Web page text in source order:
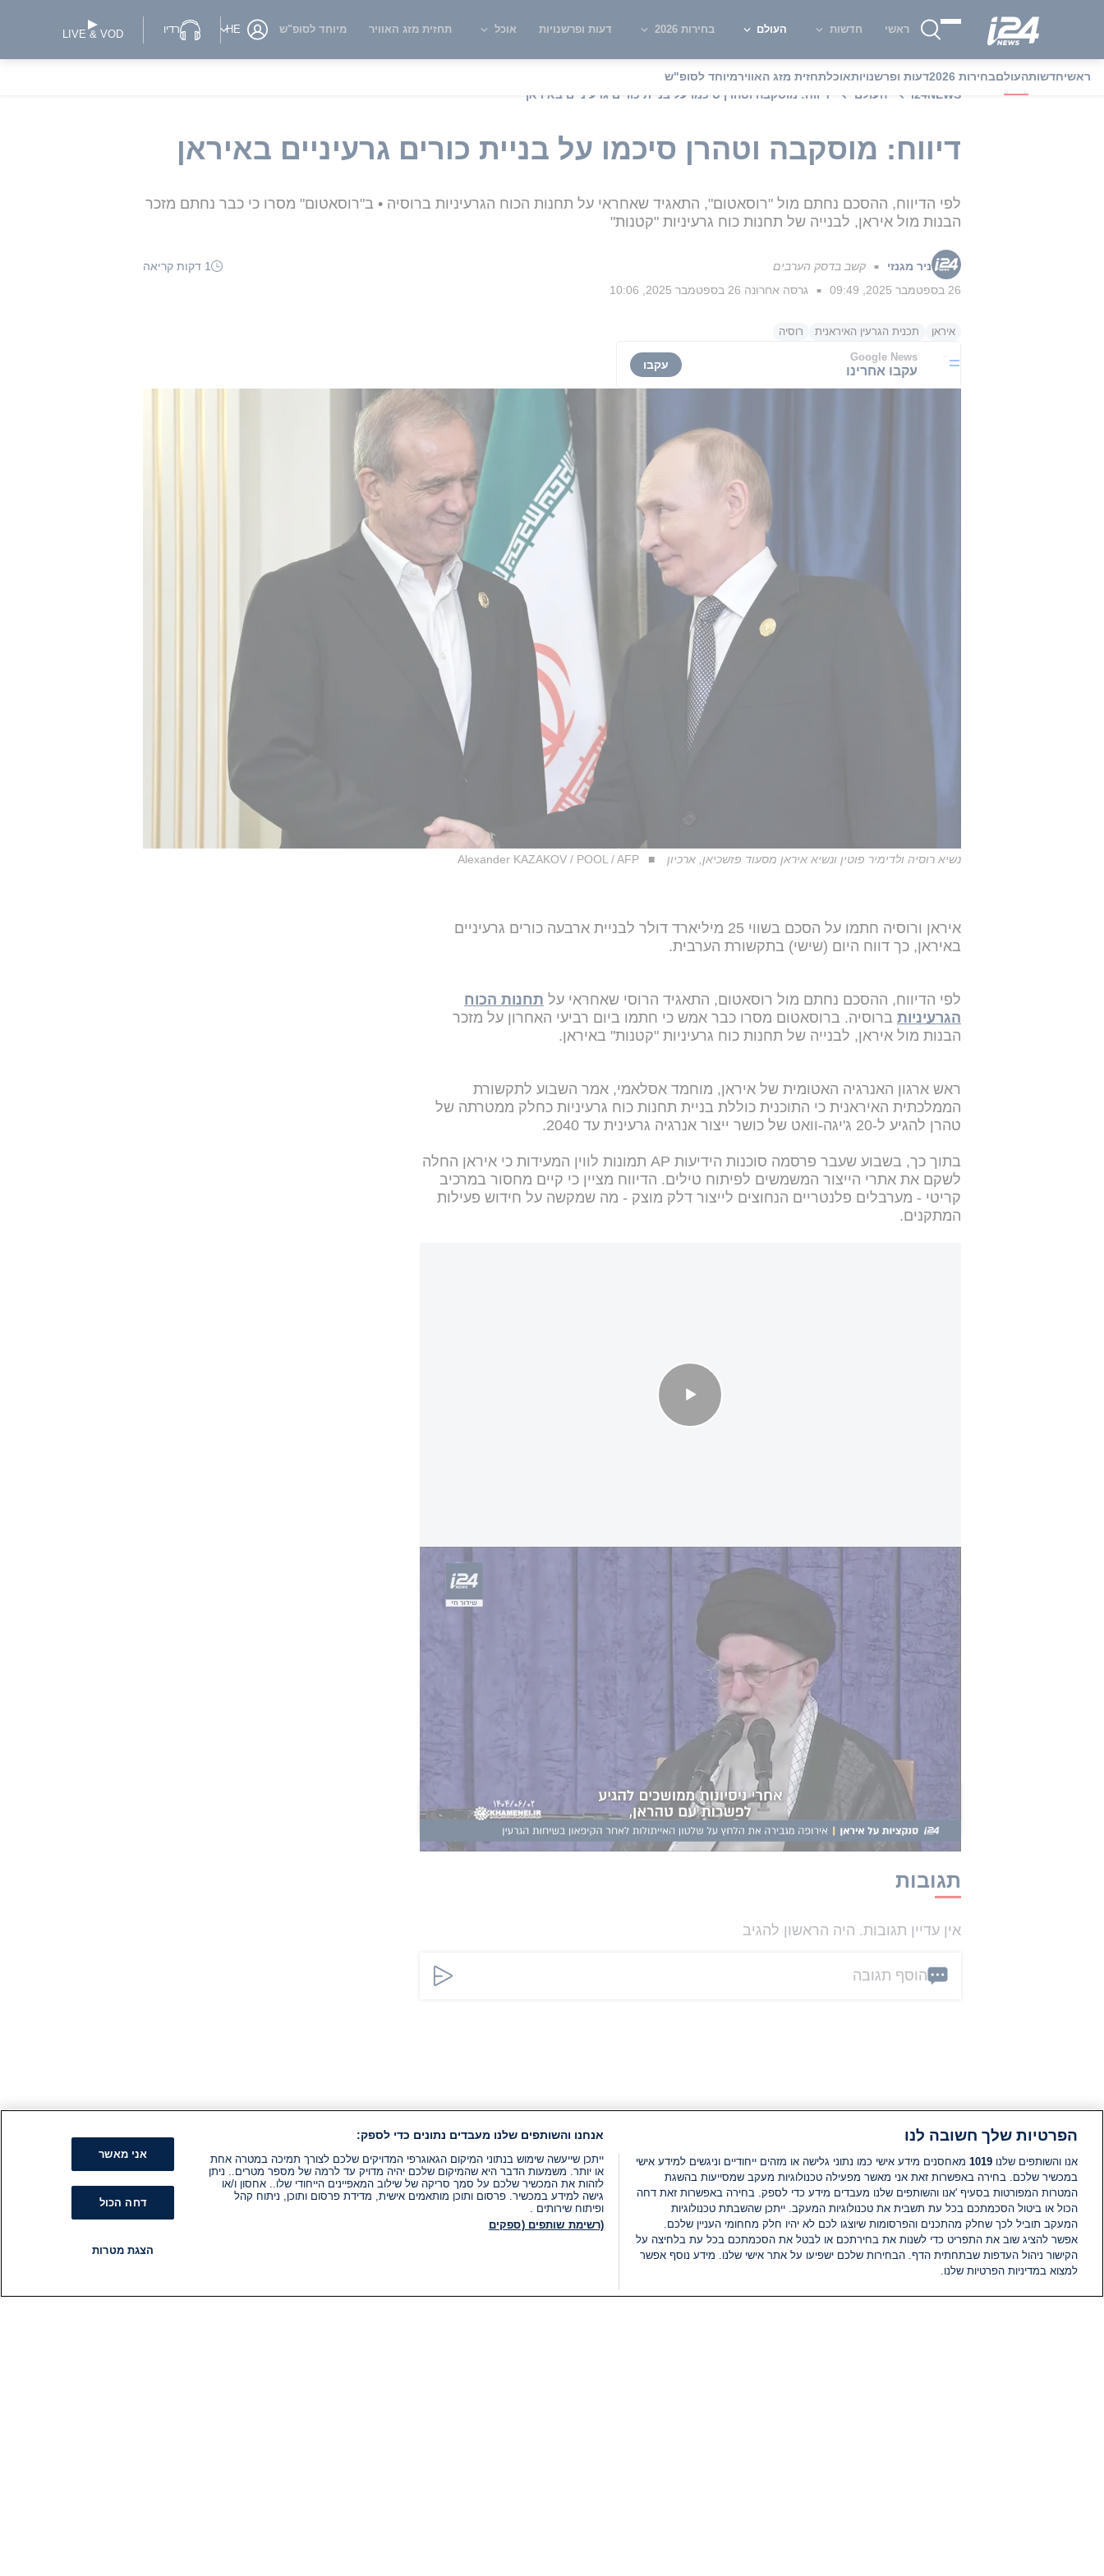
ראשי חדשות העולם בחירות 2026 דעות ופרשנויות אוכל תחזית מזג האוויר מיוחד לסופ"ש HE רדיו LIVE & VOD
ראשיחדשותהעולםבחירות 2026 דעות ופרשנויותאוכלתחזית מזג האווירמיוחד לסופ"ש
i24NEWS
העולם דיווח: מוסקבה וטהרן סיכמו על בניית כורים גרעיניים באיראן
דיווח: מוסקבה וטהרן סיכמו על בניית כורים גרעיניים באיראן
לפי הדיווח, ההסכם נחתם מול "רוסאטום", התאגיד שאחראי על תחנות הכוח הגרעיניות ברוסיה • ב"רוסאטום" מסרו כי כבר נחתם מזכר
הבנות מול איראן, לבנייה של תחנות כוח גרעיניות "קטנות"
ניר מגנזי ■ קשב בדסק הערבים
1 דקות קריאה
26 בספטמבר 2025, 09:49
■ גרסה אחרונה 26 בספטמבר 2025, 10:06
איראן תכנית הגרעין האיראנית רוסיה
Google News
עקבו אחרינו עקבו
נשיא רוסיה ולדימיר פוטין ונשיא איראן מסעוד פזשכיאן, ארכיון Alexander KAZAKOV / POOL / AFP
איראן ורוסיה חתמו על הסכם בשווי 25 מיליארד דולר לבניית ארבעה כורים גרעיניים
באיראן, כך דווח היום (שישי) בתקשורת הערבית.
לפי הדיווח, ההסכם נחתם מול רוסאטום, התאגיד הרוסי שאחראי על תחנות הכוח
הגרעיניות ברוסיה. ברוסאטום מסרו כבר אמש כי חתמו ביום רביעי האחרון על מזכר
הבנות מול איראן, לבנייה של תחנות כוח גרעיניות "קטנות" באיראן.
ראש ארגון האנרגיה האטומית של איראן, מוחמד אסלאמי, אמר השבוע לתקשורת
הממלכתית האיראנית כי התוכנית כוללת בניית תחנות כוח גרעיניות כחלק ממטרתה של
טהרן להגיע ל-20 ג'יגה-וואט של כושר ייצור אנרגיה גרעינית עד 2040.
בתוך כך, בשבוע שעבר פרסמה סוכנות הידיעות AP תמונות לווין המעידות כי איראן החלה
לשקם את אתרי הייצור המשמשים לפיתוח טילים. הדיווח מציין כי קיים מחסור במרכיב
קריטי - מערבלים פלנטריים הנחוצים לייצור דלק מוצק - מה שמקשה על חידוש פעילות
המתקנים.
הסנקציות על איראן: אירופה מגבירה את הלחץ על שלטון האייתולות לאחר הקיפאון בשיחות הגרעין
עבור משטר האייתוללות, שמצהיר שוב ושוב כי
נוסף עם ישראל הוא רק
עניין של זמן, שיקום מערך הטילים הוא קריטי. הטילים נותרו אחד הכלים הבודדים שנותרו
לטהרן להרתעה, לאחר שנגרם נזק משמעותי למערכות ההגנה האווירית שלה במהלך
המלחמה.
מומחים בתחום הטילים אמרו ל-AP כי השגת המערבלים והיכולת לייצר דלק מוצק היא
יעד עליון עבור טהרן - במיוחד כאשר האו״ם עלול להטיל מחדש סנקציות בהמשך החודש,
שיכללו צעדים נגד פיתוח ושדרוג תוכנית הטילים האיראנית.
הכתבה הזו קיבלה 0 תגובות הוסף תגובה
תגובות
אין עדיין תגובות. היה הראשון להגיב
הוסף תגובה
הפרטיות שלך חשובה לנו
אנו והשותפים שלנו 1019 מאחסנים מידע אישי כמו נתוני גלישה או מזהים ייחודיים וניגשים למידע אישי
במכשיר שלכם. בחירה באפשרות זאת אני מאשר מפעילה טכנולוגיות מעקב שמסייעות בהשגת
המטרות המפורטות בסעיף 'אנו והשותפים שלנו מעבדים מידע כדי לספק. בחירה באפשרות זאת דחה
הכול או ביטול הסכמתכם בכל עת תשבית את טכנולוגיות המעקב. ייתכן שהשבתת טכנולוגיות
המעקב תוביל לכך שחלק מהתכנים והפרסומות שיוצגו לכם לא יהיו חלק מחחומי העניין שלכם.
אפשר להציג שוב את התפריט כדי לשנות את בחירתכם או לבטל את הסכמתכם בכל עת בלחיצה על
הקישור ניהול העדפות שבתחתית הדף. הבחירות שלכם ישפיעו על אתר אישי שלנו. מידע נוסף אפשר
למצוא במדיניות הפרטיות שלנו.
אנחנו והשותפים שלנו מעבדים נתונים כדי לספק:
ייתכן שייעשה שימוש בנתוני המיקום הגאוגרפי המדויקים שלכם לצורך תמיכה במטרה אחת
או יותר. משמעות הדבר היא שהמיקום שלכם יהיה מדויק עד לרמה של מספר מטרים.. ניתן
לזהות את המכשיר שלכם על סמך סריקה של שילוב המאפיינים הייחודי שלו.. אחסון ו/או
גישה למידע במכשיר. פרסום ותוכן מותאמים אישית, מדידת פרסום ותוכן, ניתוח קהל
ופיתוח שירותים .
(רשימת שותפים (ספקים
אני מאשר
דחה הכול
הצגת מטרות